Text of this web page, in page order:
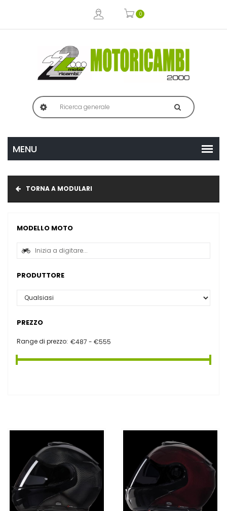
0
TORNA A MODULARI
MODELLO MOTO
PRODUTTORE
PREZZO
Range di prezzo: